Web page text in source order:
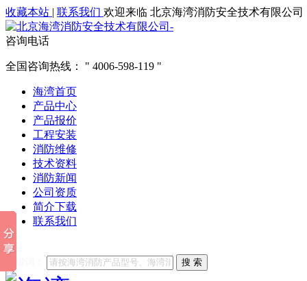
收藏本站 | 联系我们 欢迎来临 北京海湾消防安全技术有限公司
咨询电话
全国咨询热线： 4006-598-119
海湾首页
产品中心
产品报价
工程安装
消防维修
技术资料
消防新闻
公司资质
简介下载
联系我们
他们都在搜索:
搜 索